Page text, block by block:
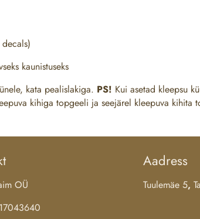
kaunistuseks
kata pealislakiga. PS! Kui asetad kleepsu
kihiga topgeeli ja seejärel kleepuva kihita
OÜ
Aadress
Tuulemäe 5,